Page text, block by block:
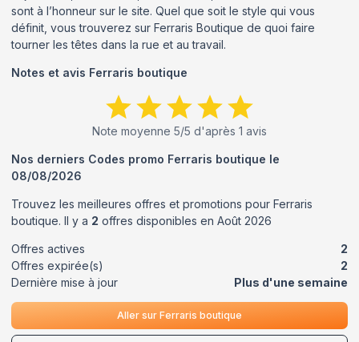
sont à l’honneur sur le site. Quel que soit le style qui vous
définit, vous trouverez sur Ferraris Boutique de quoi faire
tourner les têtes dans la rue et au travail.
Notes et avis Ferraris boutique
Note moyenne 5/5 d'après 1 avis
Nos derniers Codes promo Ferraris boutique le
08/08/2026
Trouvez les meilleures offres et promotions pour Ferraris
boutique. Il y a 2 offres disponibles en Août 2026
Offres actives
2
Offres expirée(s)
2
Dernière mise à jour
Plus d'une semaine
Aller sur Ferraris boutique